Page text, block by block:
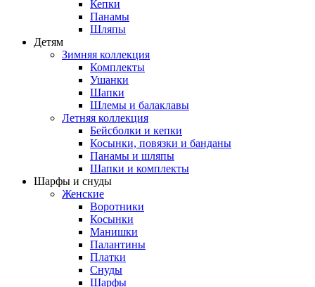
Кепки
Панамы
Шляпы
Детям
Зимняя коллекция
Комплекты
Ушанки
Шапки
Шлемы и балаклавы
Летняя коллекция
Бейсболки и кепки
Косынки, повязки и банданы
Панамы и шляпы
Шапки и комплекты
Шарфы и снуды
Женские
Воротники
Косынки
Манишки
Палантины
Платки
Снуды
Шарфы